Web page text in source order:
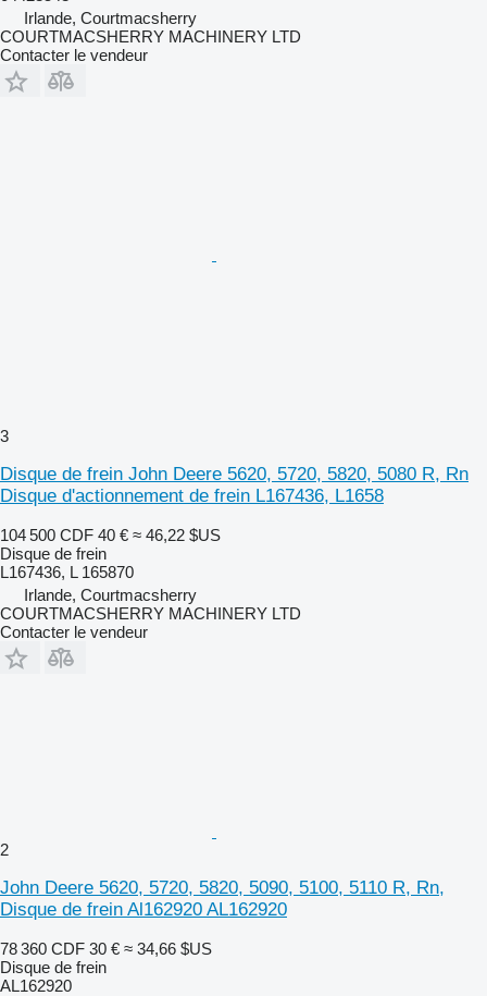
Irlande, Courtmacsherry
COURTMACSHERRY MACHINERY LTD
Contacter le vendeur
3
Disque de frein John Deere 5620, 5720, 5820, 5080 R, Rn
Disque d'actionnement de frein L167436, L1658
104 500 CDF 40 € ≈ 46,22 $US
Disque de frein
L167436, L 165870
Irlande, Courtmacsherry
COURTMACSHERRY MACHINERY LTD
Contacter le vendeur
2
John Deere 5620, 5720, 5820, 5090, 5100, 5110 R, Rn,
Disque de frein Al162920 AL162920
78 360 CDF 30 € ≈ 34,66 $US
Disque de frein
AL162920